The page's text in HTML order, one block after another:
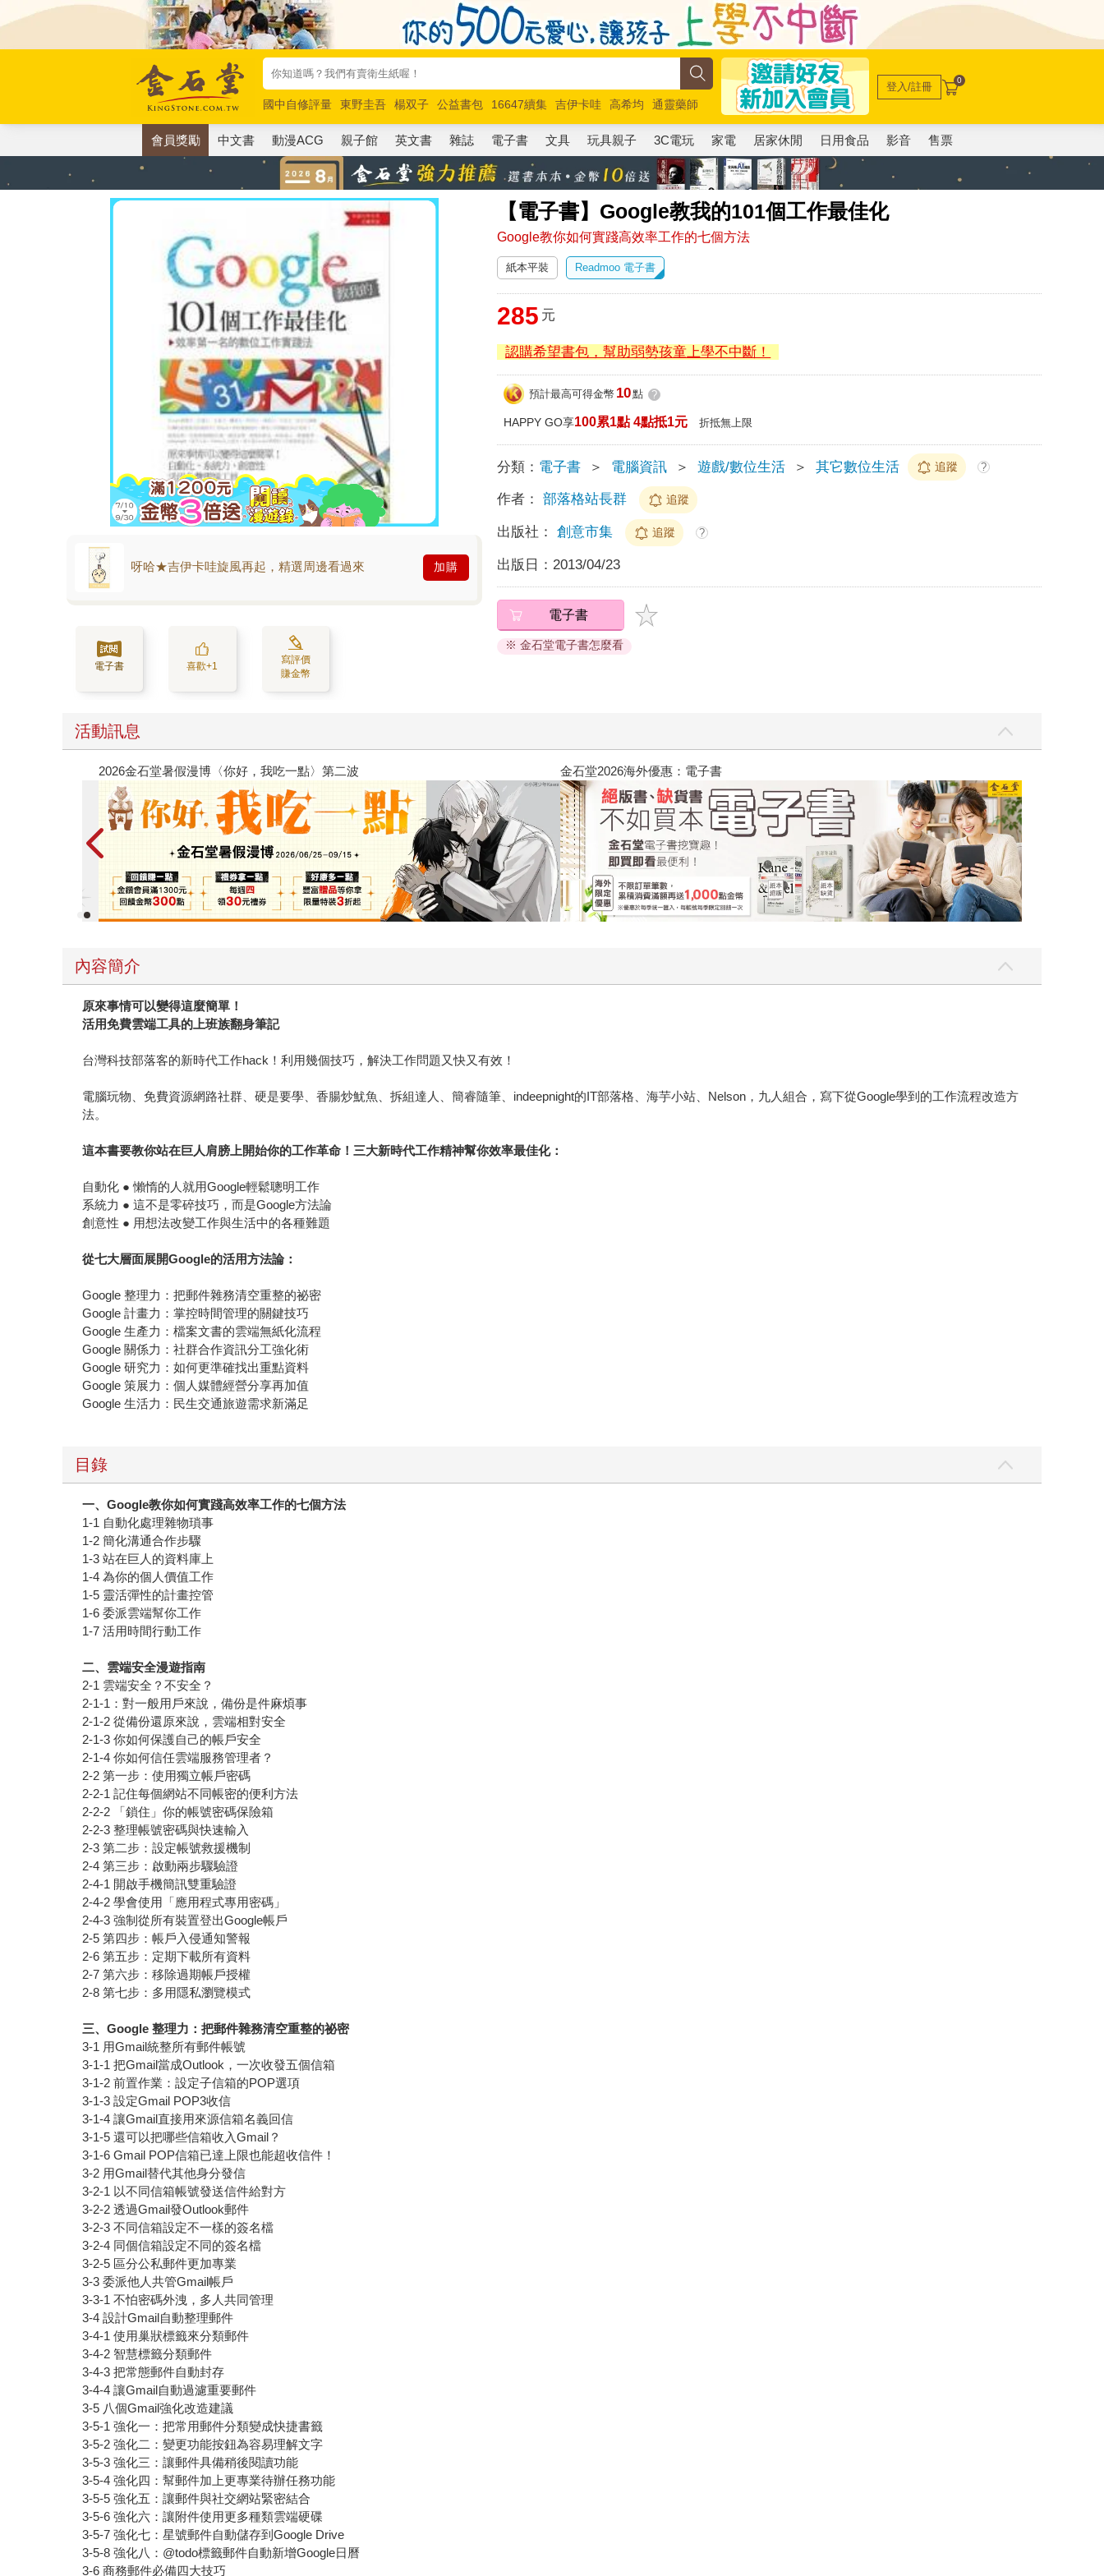
國中自修評量 東野圭吾 楊双子 公益書包 16647續集 吉伊卡哇 高希均
通靈藥師
唯紅花綻放
奧德賽 路邊攤新作 馬斯克 玩具總動員5 超慢跑
登入/註冊 0
會員獎勵 中文書 動漫ACG 親子館 英文書 雜誌 電子書 文具 玩具親子 3C電玩 家電 居家休閒 日用食品 影音 售票
【電子書】Google教我的101個工作最佳化
Google教你如何實踐高效率工作的七個方法
呀哈★吉伊卡哇旋風再起，精選周邊看過來 加購
電子書 喜歡+1
寫評價
賺金幣
紙本平裝 Readmoo 電子書
285 元
認購希望書包，幫助弱勢孩童上學不中斷！
預計最高可得金幣 10點 ?
HAPPY GO享100累1點 4點抵1元 折抵無上限
分類： 電子書 ＞ 電腦資訊 ＞ 遊戲/數位生活 ＞ 其它數位生活 追蹤 ?
作者： 部落格站長群 追蹤
出版社： 創意市集 追蹤 ?
出版日： 2013/04/23
電子書
※ 金石堂電子書怎麼看
活動訊息
春光ｘ奇幻基地｜全書系展 2026金石堂暑假漫博〈你好，我吃一點〉第二波
內容簡介
原來事情可以變得這麼簡單！
活用免費雲端工具的上班族翻身筆記
台灣科技部落客的新時代工作hack！利用幾個技巧，解決工作問題又快又有效！
電腦玩物、免費資源網路社群、硬是要學、香腸炒魷魚、拆組達人、簡睿隨筆、indeepnight的IT部落格、海芋小站、Nelson，九人組合，寫下從Google學到的工作流程改造方
法。
這本書要教你站在巨人肩膀上開始你的工作革命！三大新時代工作精神幫你效率最佳化：
自動化 ● 懶惰的人就用Google輕鬆聰明工作
系統力 ● 這不是零碎技巧，而是Google方法論
創意性 ● 用想法改變工作與生活中的各種難題
從七大層面展開Google的活用方法論：
Google 整理力：把郵件雜務清空重整的祕密
Google 計畫力：掌控時間管理的關鍵技巧
Google 生產力：檔案文書的雲端無紙化流程
Google 關係力：社群合作資訊分工強化術
Google 研究力：如何更準確找出重點資料
Google 策展力：個人媒體經營分享再加值
Google 生活力：民生交通旅遊需求新滿足
目錄
一、Google教你如何實踐高效率工作的七個方法
1-1 自動化處理雜物瑣事
1-2 簡化溝通合作步驟
1-3 站在巨人的資料庫上
1-4 為你的個人價值工作
1-5 靈活彈性的計畫控管
1-6 委派雲端幫你工作
1-7 活用時間行動工作
二、雲端安全漫遊指南
2-1 雲端安全？不安全？
2-1-1：對一般用戶來說，備份是件麻煩事
2-1-2 從備份還原來說，雲端相對安全
2-1-3 你如何保護自己的帳戶安全
2-1-4 你如何信任雲端服務管理者？
2-2 第一步：使用獨立帳戶密碼
2-2-1 記住每個網站不同帳密的便利方法
2-2-2 「鎖住」你的帳號密碼保險箱
2-2-3 整理帳號密碼與快速輸入
2-3 第二步：設定帳號救援機制
2-4 第三步：啟動兩步驟驗證
2-4-1 開啟手機簡訊雙重驗證
2-4-2 學會使用「應用程式專用密碼」
2-4-3 強制從所有裝置登出Google帳戶
2-5 第四步：帳戶入侵通知警報
2-6 第五步：定期下載所有資料
2-7 第六步：移除過期帳戶授權
2-8 第七步：多用隱私瀏覽模式
三、Google 整理力：把郵件雜務清空重整的祕密
3-1 用Gmail統整所有郵件帳號
3-1-1 把Gmail當成Outlook，一次收發五個信箱
3-1-2 前置作業：設定子信箱的POP選項
3-1-3 設定Gmail POP3收信
3-1-4 讓Gmail直接用來源信箱名義回信
3-1-5 還可以把哪些信箱收入Gmail？
3-1-6 Gmail POP信箱已達上限也能超收信件！
3-2 用Gmail替代其他身分發信
3-2-1 以不同信箱帳號發送信件給對方
3-2-2 透過Gmail發Outlook郵件
3-2-3 不同信箱設定不一樣的簽名檔
3-2-4 同個信箱設定不同的簽名檔
3-2-5 區分公私郵件更加專業
3-3 委派他人共管Gmail帳戶
3-3-1 不怕密碼外洩，多人共同管理
3-4 設計Gmail自動整理郵件
3-4-1 使用巢狀標籤來分類郵件
3-4-2 智慧標籤分類郵件
3-4-3 把常態郵件自動封存
3-4-4 讓Gmail自動過濾重要郵件
3-5 八個Gmail強化改造建議
3-5-1 強化一：把常用郵件分類變成快捷書籤
3-5-2 強化二：變更功能按鈕為容易理解文字
3-5-3 強化三：讓郵件具備稍後閱讀功能
3-5-4 強化四：幫郵件加上更專業待辦任務功能
3-5-5 強化五：讓郵件與社交網站緊密結合
3-5-6 強化六：讓附件使用更多種類雲端硬碟
3-5-7 強化七：星號郵件自動儲存到Google Drive
3-5-8 強化八：@todo標籤郵件自動新增Google日曆
3-6 商務郵件必備四大技巧